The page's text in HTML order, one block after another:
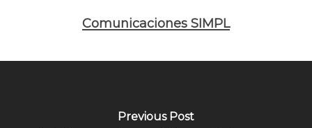
Comunicaciones SIMPL
Previous Post